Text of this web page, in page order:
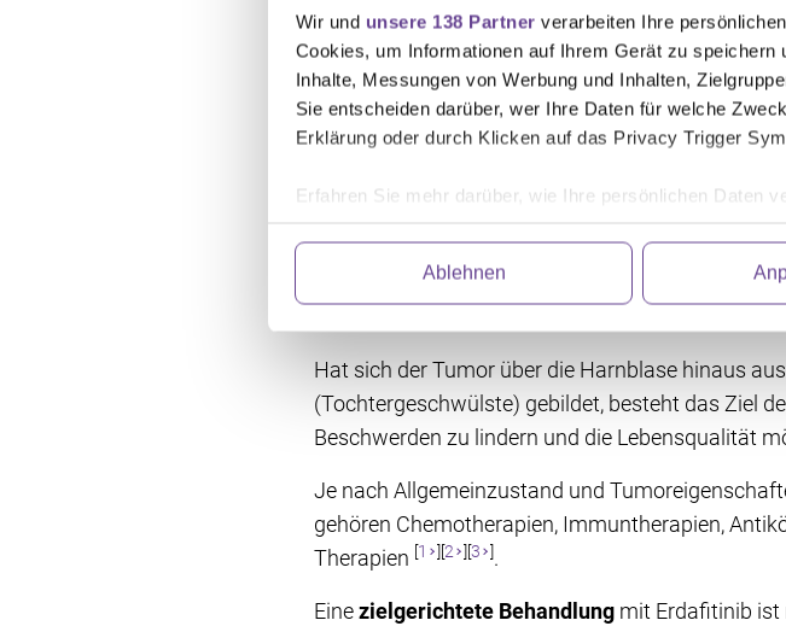
Wir und unsere 138 Partner verarbeiten Ihre
Cookies, um Informationen auf Ihrem Gerät zu
Inhalte, Messungen von Werbung und Inhalten,
Sie entscheiden darüber, wer Ihre Daten für welche
Erklärung oder durch Klicken auf das Privacy Trigger
Erfahren Sie mehr darüber, wie Ihre persönlichen Daten
Wir verwenden Dienste von Drittanbietern, die
abrufen. Anschließend verarbeiten wir die Informationen
Einwilligung können Sie mit Wirkung für die Zukunft
klicken. Weitere Informationen finden Sie in unserer
Ablehnen
dies ein Blasenersatz aus Darmgewebe
].
Für ausgewählte Patient:innen kommt außerdem
Diese kombiniert eine möglichst vollständige
Wenn Blasenkrebs
hat
Hat sich der Tumor über die Harnblase hinaus
(Tochtergeschwülste) gebildet, besteht das Ziel
Beschwerden zu lindern und die Lebensqualität
Je nach Allgemeinzustand und
gehören Chemotherapien, Immuntherapien,
Therapien [1 ][2 ][3 ].
Einezielgerichtete Behandlung mit Erdafitinib ist